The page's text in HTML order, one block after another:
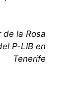
de la Rosa
P-LIB en
Tenerife